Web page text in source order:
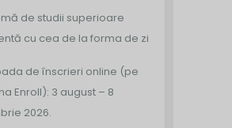
de studii superioare
cu cea de la forma de zi
de înscrieri online (pe
Enroll): 3 august – 8
2026.